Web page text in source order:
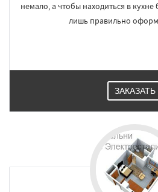
Электроугли Яхрома Андреево
Бобров
Богородское
Измайлово Икша Ильинский
Лесной Городок
Менделеевск
Нахабино
Некрасовское Обухово
Софрино
немало, а чтобы находиться в
лишь правильно
ЗАКАЗАТЬ